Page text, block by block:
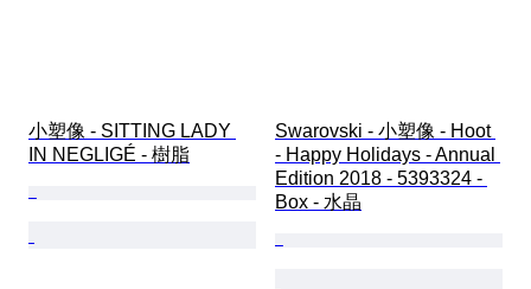
小塑像 - SITTING LADY
IN NEGLIGÉ - 樹脂
Swarovski - 小塑像 - Hoot
- Happy Holidays - Annual
Edition 2018 - 5393324 -
Box - 水晶